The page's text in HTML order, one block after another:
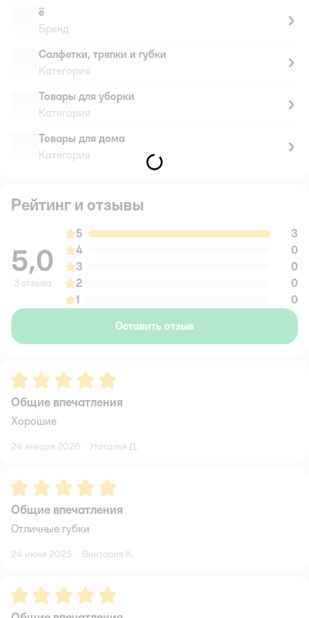
ё
Бренд
Салфетки, тряпки и губки
Категория
Товары для уборки
Категория
Товары для дома
Категория
Рейтинг и отзывы
5,0
3 отзыва
5
3
4
0
3
0
2
0
1
0
Оставить отзыв
Рейтинг:5
Общие впечатления
Хорошие
24 января 2026 · Наталья Д.
Рейтинг:5
Общие впечатления
Отличные губки
24 июня 2025 · Виктория К.
Рейтинг:5